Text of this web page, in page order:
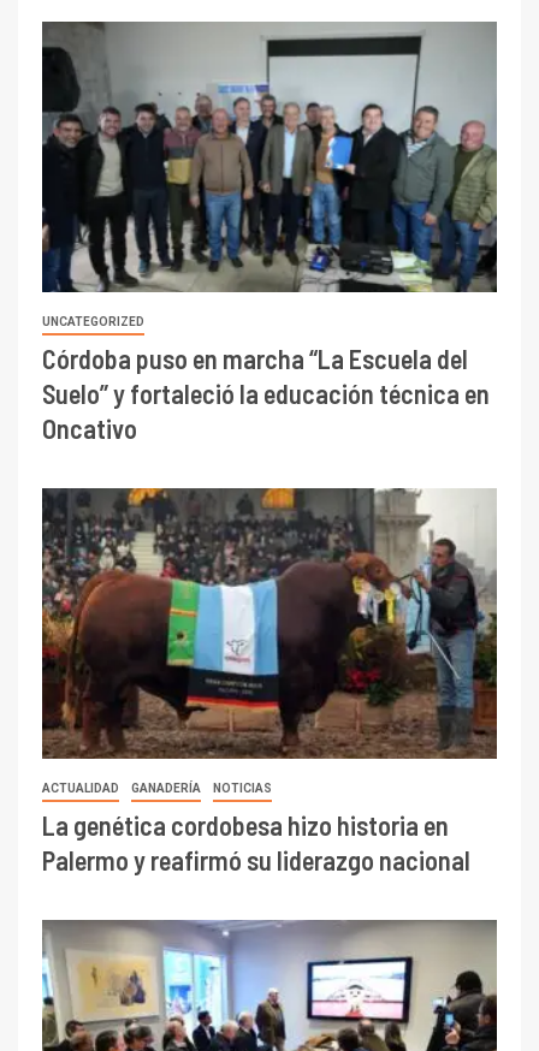
UNCATEGORIZED
Córdoba puso en marcha “La Escuela del
Suelo” y fortaleció la educación técnica en
Oncativo
ACTUALIDAD GANADERÍA NOTICIAS
La genética cordobesa hizo historia en
Palermo y reafirmó su liderazgo nacional